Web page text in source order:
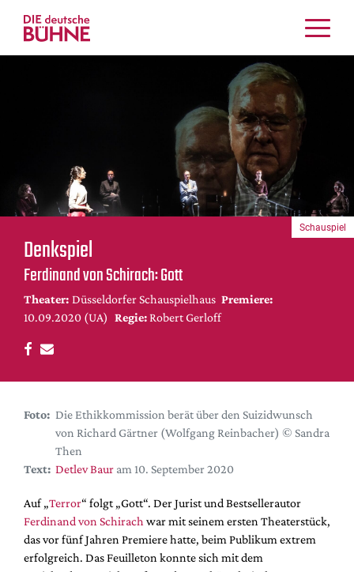
Crossover
Bühnenwelt
Festivals & Veranstaltungen
Menschen & Theater
Themen
Internationales
Nachrufe
DdB-map
Premierensuche
Festival-Planer
Hefte
Alle Hefte
Leseproben
Podcast
Denkspiel
Ferdinand von Schirach: Gott
Theater: Düsseldorfer Schauspielhaus Premiere:
10.09.2020 (UA) Regie: Robert Gerloff
Schauspiel
Foto: Die Ethikkommission berät über den Suizidwunsch
von Richard Gärtner (Wolfgang Reinbacher) © Sandra
Then
Text: Detlev Baur am 10. September 2020
Auf „Terror“ folgt „Gott“. Der Jurist und Bestsellerautor
Ferdinand von Schirach war mit seinem ersten Theaterstück,
das vor fünf Jahren Premiere hatte, beim Publikum extrem
erfolgreich. Das Feuilleton konnte sich mit dem